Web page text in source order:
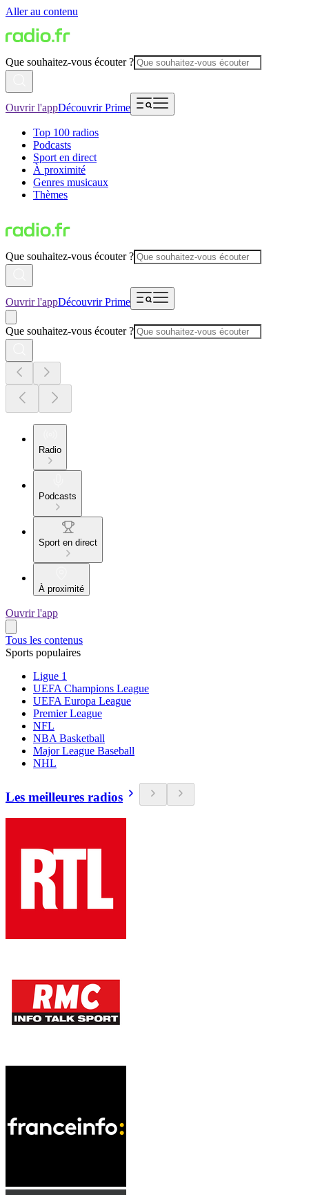
Aller au contenu
Que souhaitez-vous écouter ?
Ouvrir l'appDécouvrir Prime
Top 100 radios
Podcasts
Sport en direct
À proximité
Genres musicaux
Thèmes
Que souhaitez-vous écouter ?
Ouvrir l'appDécouvrir Prime
Que souhaitez-vous écouter ?
Radio
Podcasts
Sport en direct
À proximité
Ouvrir l'app
Tous les contenus
Sports populaires
Ligue 1
UEFA Champions League
UEFA Europa League
Premier League
NFL
NBA Basketball
Major League Baseball
NHL
Les meilleures radios